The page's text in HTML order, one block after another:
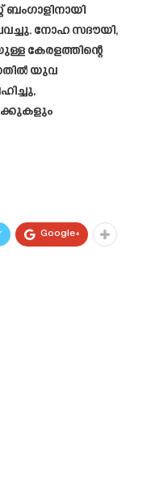
ബംഗാളിനായി
നോഹ സദൗയി,
കേരളത്തിന്റെ
യുവ
Google+